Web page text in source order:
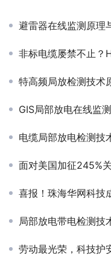
避雷器在线监测原理
非标电缆屡禁不止？
特高频局放检测技术
GIS局部放电在线监
电缆局部放电检测技
面对美国加征245%关税，中国
喜报！珠海华网科技成功中
局部放电带电检测技
劳动最光荣，科技护